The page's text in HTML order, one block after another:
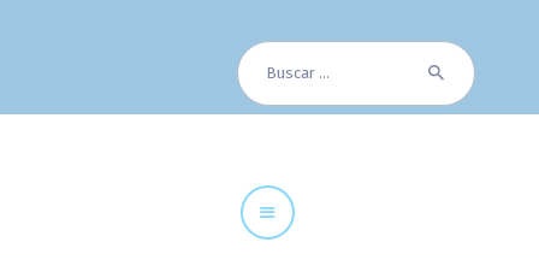
Buscar:
Cuadro Médico
Especialidades